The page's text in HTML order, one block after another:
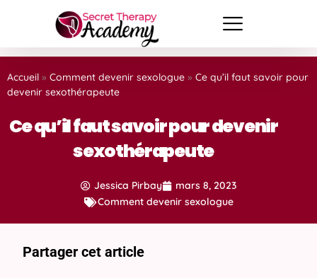
Accueil » Comment devenir sexologue » Ce qu’il faut savoir pour
devenir sexothérapeute
Ce qu’il faut savoir pour devenir
sexothérapeute
Jessica Pirbay
mars 8, 2023
Comment devenir sexologue
Partager cet article